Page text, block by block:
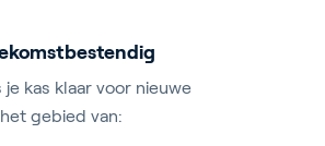
je kas klaar voor nieuwe
gebied van: